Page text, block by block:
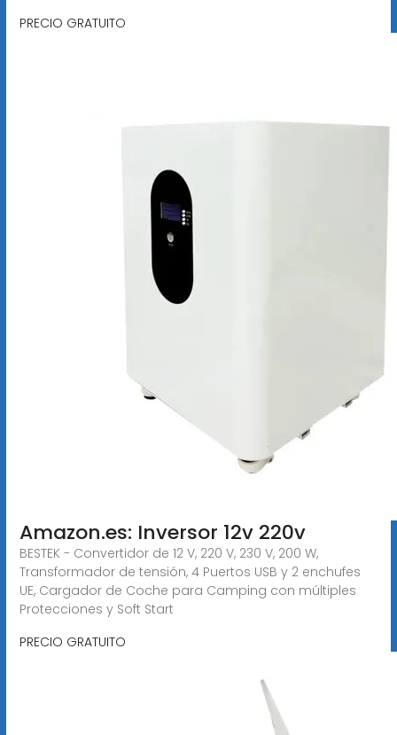
PRECIO GRATUITO
Amazon.es: Inversor 12v 220v
BESTEK - Convertidor de 12 V, 220 V, 230 V, 200 W,
Transformador de tensión, 4 Puertos USB y 2 enchufes
UE, Cargador de Coche para Camping con múltiples
Protecciones y Soft Start
PRECIO GRATUITO